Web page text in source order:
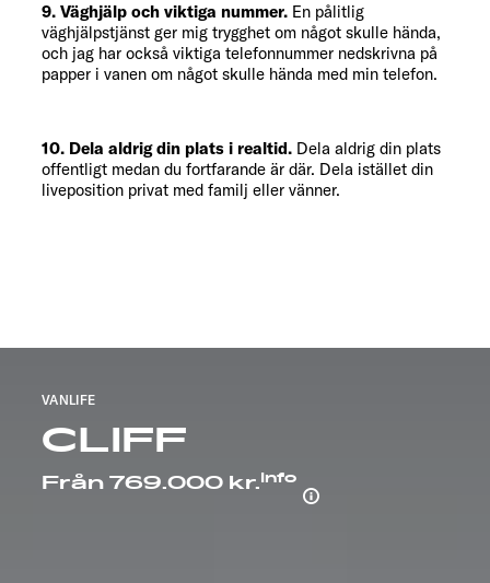
9. Väghjälp och viktiga nummer. En pålitlig
väghjälpstjänst ger mig trygghet om något skulle hända,
och jag har också viktiga telefonnummer nedskrivna på
papper i vanen om något skulle hända med min telefon.
10. Dela aldrig din plats i realtid. Dela aldrig din plats
offentligt medan du fortfarande är där. Dela istället din
liveposition privat med familj eller vänner.
CLIFF
VANLIFE
Från 769.000 kr.Info